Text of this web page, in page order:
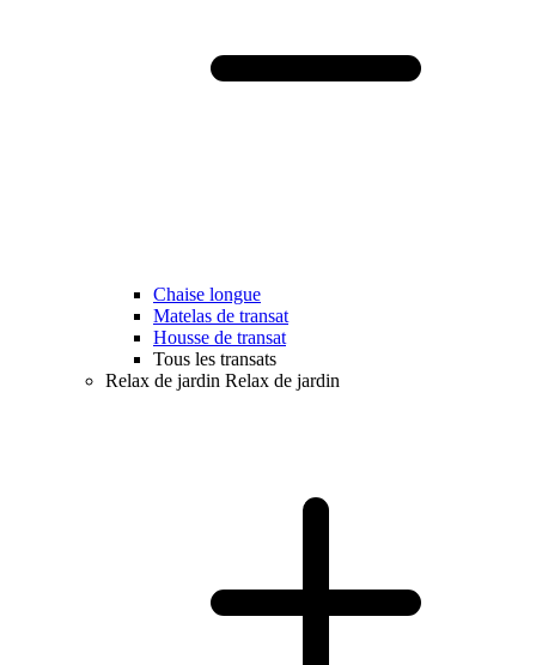
Chaise longue
Matelas de transat
Housse de transat
Tous les transats
Relax de jardin Relax de jardin